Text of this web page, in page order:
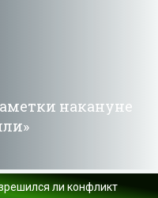
накануне
ли конфликт